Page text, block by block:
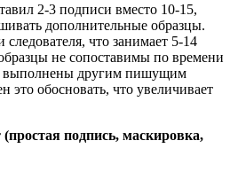
2-3 подписи вместо 10-15,
дополнительные образцы.
следователя, что занимает 5-14
не сопоставимы по времени
выполнены другим пишущим
это обосновать, что увеличивает
подпись, маскировка,